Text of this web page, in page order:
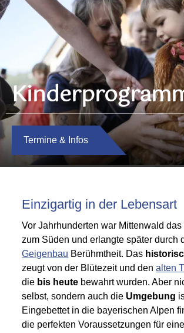
Termine & Infos
Einzigartig in der Lebensart
Vor Jahrhunderten war Mittenwald
zum Süden und erlangte später durch
Geigenbau Berühmtheit. Das
zeugt von der Blütezeit und denalten
die bis heute bewahrt wurden. Aber
selbst, sondern auch die Umgebung
Eingebettet in die bayerischen Alpen
die perfekten Voraussetzungen für